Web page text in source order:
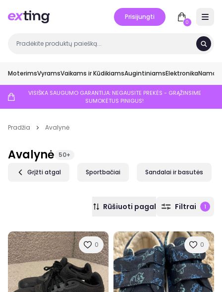
Prisijungti
0
MoterimsVyramsVaikams ir KūdikiamsAugintiniamsElektronikaNamai
VISIŠKA SAUGUMO GARANTIJA: NEGAUSITE PREKĖS - GRĄŽINSIME
SUMOKĖTUS PINIGUS!
Pradžia Avalynė
Avalynė 50+
Grįžti atgal Sportbačiai Sandalai ir basutės
Rūšiuoti pagal Filtrai 1
0 0